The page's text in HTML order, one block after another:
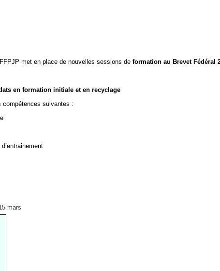
met en place de nouvelles sessions de formation au Brevet Fédéral
en formation initiale et en recyclage
compétences suivantes :
mars